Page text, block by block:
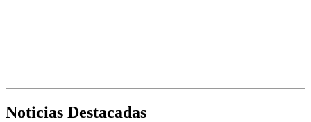
Noticias Destacadas